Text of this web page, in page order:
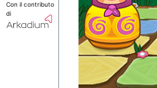
Con il contributo
di